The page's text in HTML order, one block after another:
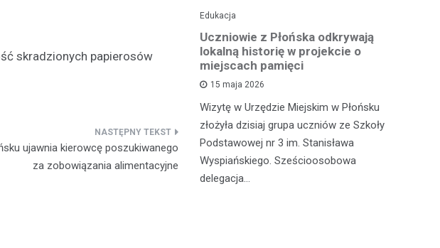
skradzionych papierosów
ujawnia kierowcę poszukiwanego
za zobowiązania alimentacyjne
mieszkańcy i goście miasteczka
się na…
Edukacja
Uczniowie z Płońska odkrywają
lokalną historię w projekcie o
miejscach pamięci
15 maja 2026
Wizytę w Urzędzie Miejskim w Płońsku
złożyła dzisiaj grupa uczniów ze Szkoły
Podstawowej nr 3 im. Stanisława
Wyspiańskiego. Sześcioosobowa
delegacja…